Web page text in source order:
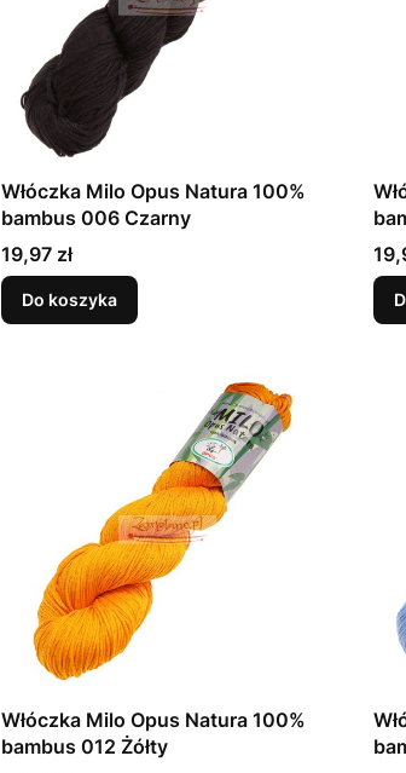
Włóczka Milo Opus Natura 100%
bambus 006 Czarny
Cena
19,97 zł
Do koszyka
Włóczka Milo Opus Natura 100%
bambus 012 Żółty